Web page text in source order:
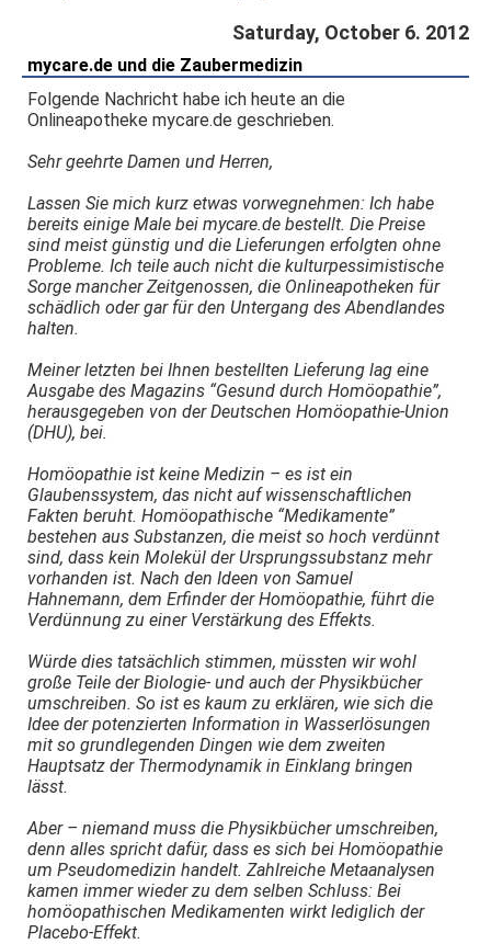
Saturday, October 6. 2012
mycare.de und die Zaubermedizin
Folgende Nachricht habe ich heute an die
Onlineapotheke mycare.de geschrieben.
Sehr geehrte Damen und Herren,
Lassen Sie mich kurz etwas vorwegnehmen: Ich habe
bereits einige Male bei mycare.de bestellt. Die Preise
sind meist günstig und die Lieferungen erfolgten ohne
Probleme. Ich teile auch nicht die kulturpessimistische
Sorge mancher Zeitgenossen, die Onlineapotheken für
schädlich oder gar für den Untergang des Abendlandes
halten.
Meiner letzten bei Ihnen bestellten Lieferung lag eine
Ausgabe des Magazins “Gesund durch Homöopathie”,
herausgegeben von der Deutschen Homöopathie-Union
(DHU), bei.
Homöopathie ist keine Medizin – es ist ein
Glaubenssystem, das nicht auf wissenschaftlichen
Fakten beruht. Homöopathische “Medikamente”
bestehen aus Substanzen, die meist so hoch verdünnt
sind, dass kein Molekül der Ursprungssubstanz mehr
vorhanden ist. Nach den Ideen von Samuel
Hahnemann, dem Erfinder der Homöopathie, führt die
Verdünnung zu einer Verstärkung des Effekts.
Würde dies tatsächlich stimmen, müssten wir wohl
große Teile der Biologie- und auch der Physikbücher
umschreiben. So ist es kaum zu erklären, wie sich die
Idee der potenzierten Information in Wasserlösungen
mit so grundlegenden Dingen wie dem zweiten
Hauptsatz der Thermodynamik in Einklang bringen
lässt.
Aber – niemand muss die Physikbücher umschreiben,
denn alles spricht dafür, dass es sich bei Homöopathie
um Pseudomedizin handelt. Zahlreiche Metaanalysen
kamen immer wieder zu dem selben Schluss: Bei
homöopathischen Medikamenten wirkt lediglich der
Placebo-Effekt.